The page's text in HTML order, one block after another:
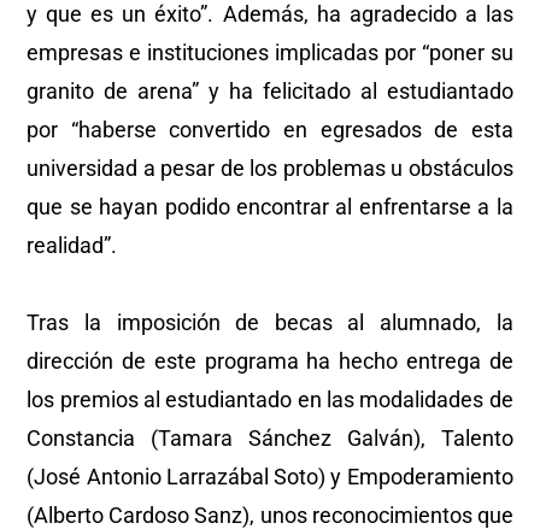
y que es un éxito”. Además, ha agradecido a las
empresas e instituciones implicadas por “poner su
granito de arena” y ha felicitado al estudiantado
por “haberse convertido en egresados de esta
universidad a pesar de los problemas u obstáculos
que se hayan podido encontrar al enfrentarse a la
realidad”.
Tras la imposición de becas al alumnado, la
dirección de este programa ha hecho entrega de
los premios al estudiantado en las modalidades de
Constancia (Tamara Sánchez Galván), Talento
(José Antonio Larrazábal Soto) y Empoderamiento
(Alberto Cardoso Sanz), unos reconocimientos que